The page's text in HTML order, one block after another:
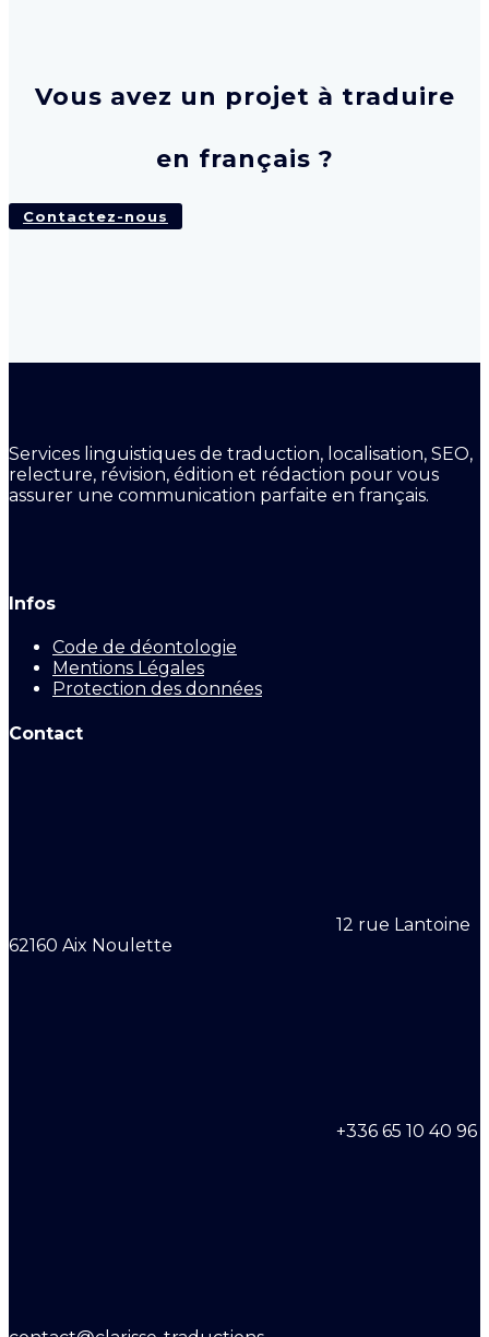
Vous avez un projet à traduire
en français ?
Contactez-nous
Services linguistiques de traduction, localisation, SEO,
relecture, révision, édition et rédaction pour vous
assurer une communication parfaite en français.
Infos
Code de déontologie
Mentions Légales
Protection des données
Contact
12 rue Lantoine
62160 Aix Noulette
+336 65 10 40 96